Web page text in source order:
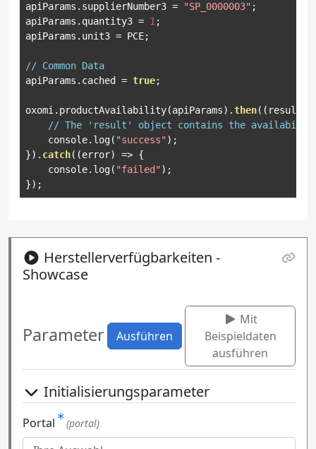
apiParams . supplierNumber3 = "SP_0000003" ;
apiParams . quantity3 = 1 ;
apiParams . unit3 = PCE;
// Common Data
apiParams . cached = true;
oxomi . productAvailability(apiParams).then(( result
// The 'result' object contains the
    console
. log( "success");
}). catch((error) => {
    console
. log( "failed");
});
Herstellerverfügbarkeiten -
Showcase
Parameter Ausführen
Mit
Beispieldaten
ausführen
Initialisierungsparameter
Portal (portal)